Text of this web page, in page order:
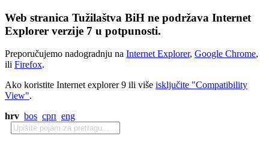
Web stranica Tužilaštva BiH ne podržava Internet
Explorer verzije 7 u potpunosti.
Preporučujemo nadogradnju na Internet Explorer, Google Chrome,
ili Firefox.
Ako koristite Internet explorer 9 ili više isključite "Compatibility
View".
hrv bos срп eng